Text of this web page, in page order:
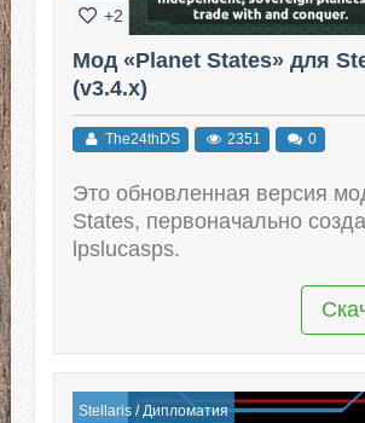
+2
Мод «Planet States» для
(v3.4.x)
The24thDS 2351 0
Это обновленная версия
States, первоначально
lpslucasps.
Stellaris/ Дипломатия